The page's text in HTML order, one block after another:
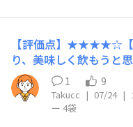
【評価点】★★★★☆【
り、美味しく飲もうと
し忘れて48時間ほど経
香りはやや減少し、苦
とコーヒーの味は保た
1 9
Takucc | 07/24 |
ー 4袋